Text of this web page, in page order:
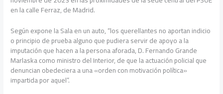
en la calle Ferraz, de Madrid.
Según expone la Sala en un auto, “los querellantes no aportan indicio
o principio de prueba alguno que pudiera servir de apoyo a la
imputación que hacen a la persona aforada, D. Fernando Grande
Marlaska como ministro del Interior, de que la actuación policial que
denuncian obedeciera a una «orden con motivación política»
impartida por aquel”.